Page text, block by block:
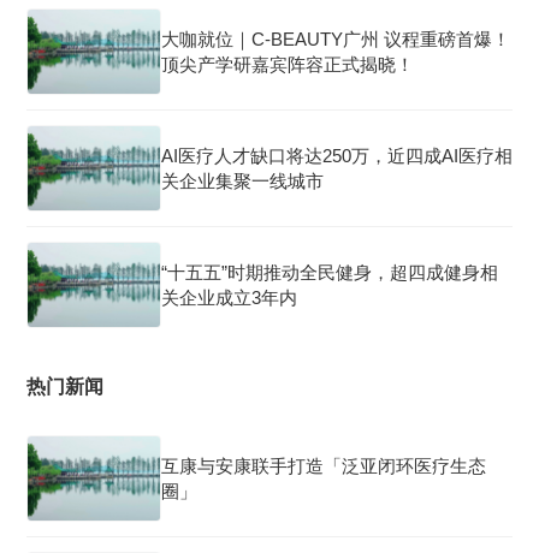
大咖就位｜C-BEAUTY广州 议程重磅首爆！
顶尖产学研嘉宾阵容正式揭晓！
AI医疗人才缺口将达250万，近四成AI医疗相
关企业集聚一线城市
“十五五”时期推动全民健身，超四成健身相
关企业成立3年内
热门新闻
互康与安康联手打造「泛亚闭环医疗生态
圈」